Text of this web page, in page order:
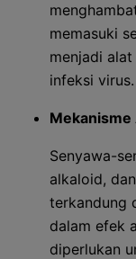
memasuki
menjadi
infeksi virus.
Mekanisme
Senyawa-
alkaloid,
terkandung
dalam efek
diperlukan